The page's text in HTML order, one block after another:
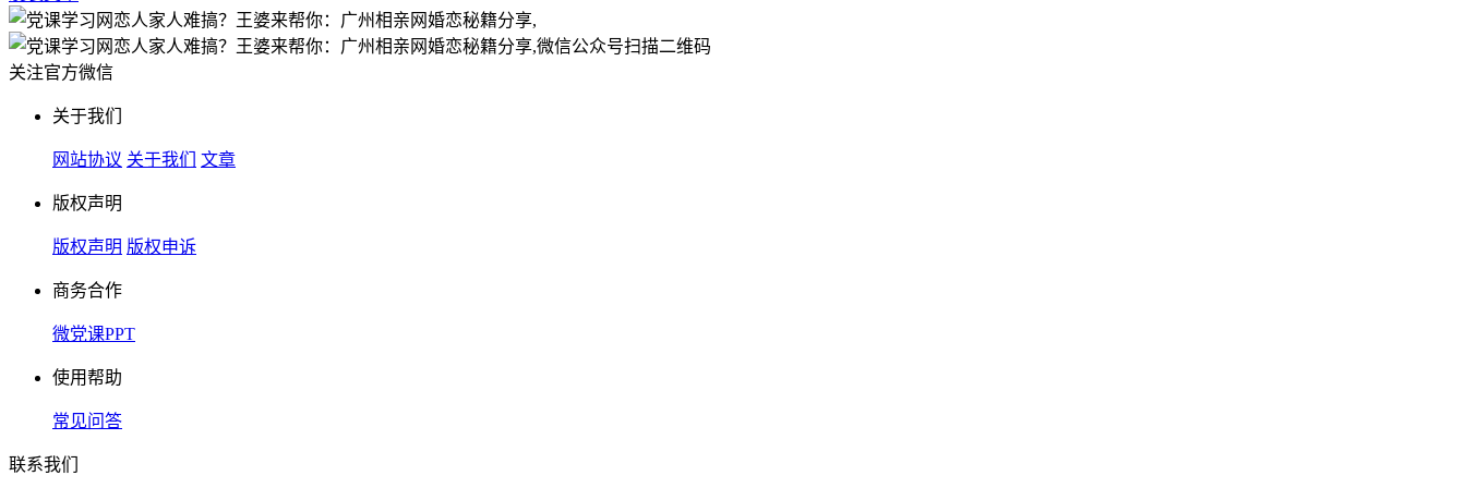
扫描二维码
关注官方微信
关于我们
网站协议 关于我们 文章
版权声明
版权声明 版权申诉
商务合作
微党课PPT
使用帮助
常见问答
联系我们